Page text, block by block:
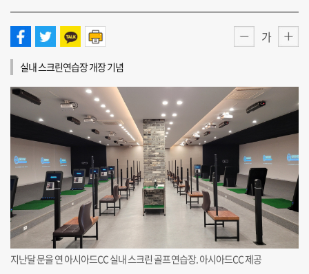
가
실내 스크린연습장 개장 기념
지난달 문을 연 아시아드CC 실내 스크린 골프연습장. 아시아드CC 제공